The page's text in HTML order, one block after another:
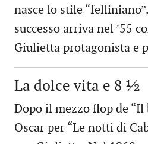
nasce lo stile
successo arriva nel ’55
Giulietta protagonista e
La dolce vita e 8 ½
Dopo il mezzo flop de “Il
Oscar per “Le notti di